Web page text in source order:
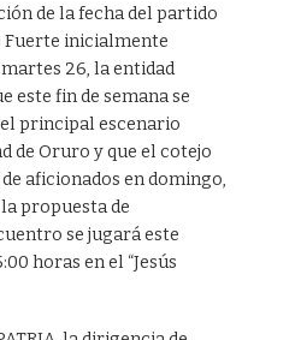
de la fecha del partido
Fuerte inicialmente
26, la entidad
este fin de semana se
principal escenario
de Oruro y que el cotejo
aficionados en domingo,
propuesta de
se jugará este
horas en el “Jesús